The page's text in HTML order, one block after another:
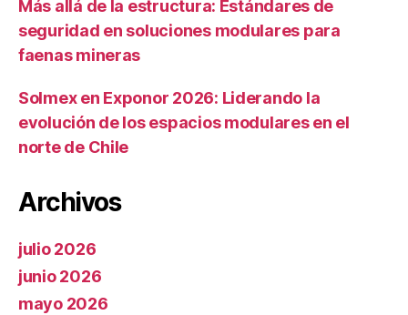
Más allá de la estructura: Estándares de
seguridad en soluciones modulares para
faenas mineras
Solmex en Exponor 2026: Liderando la
evolución de los espacios modulares en el
norte de Chile
Archivos
julio 2026
junio 2026
mayo 2026